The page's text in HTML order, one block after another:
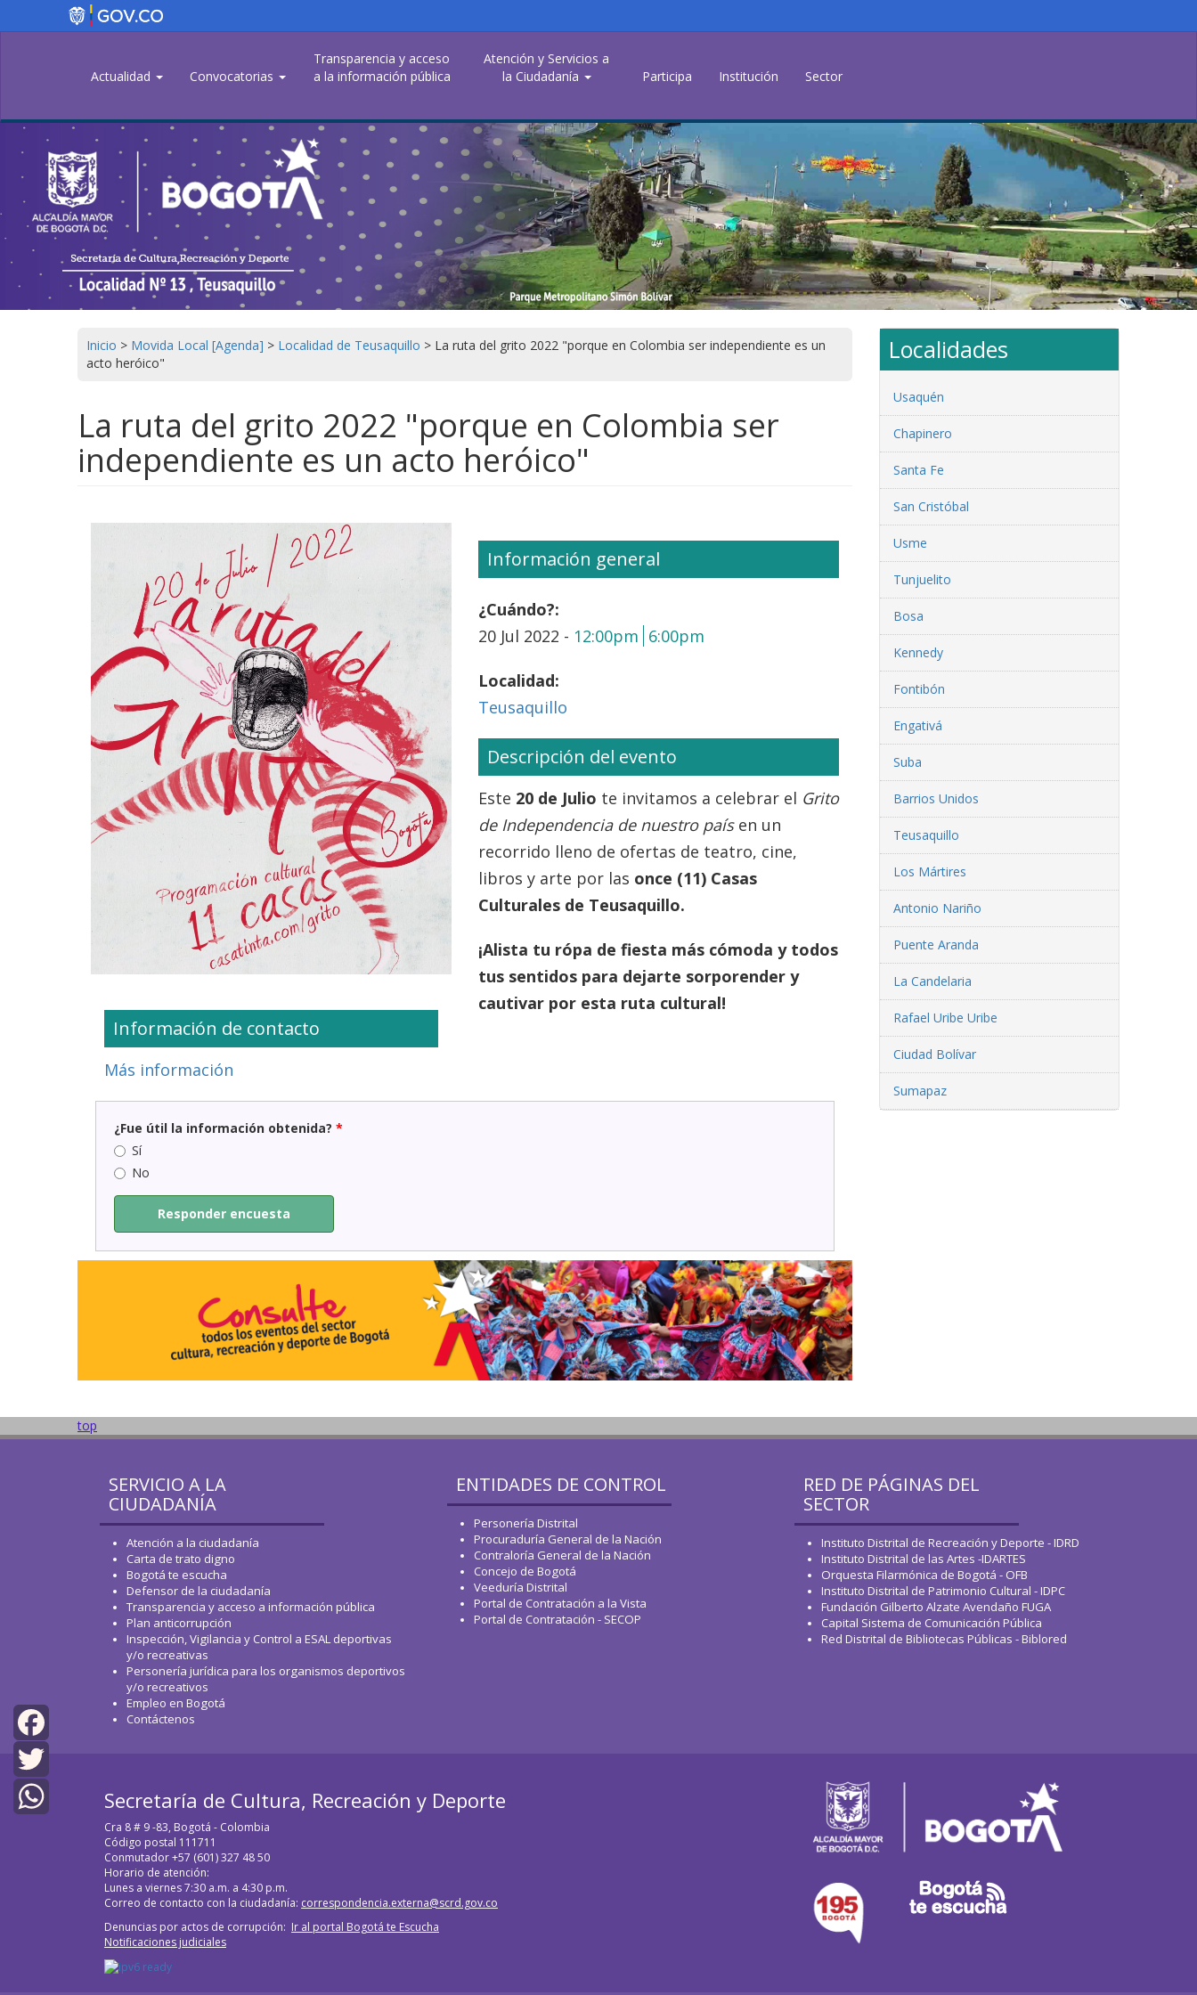
Actualidad
Convocatorias
Transparencia y acceso
a la información pública
Atención y Servicios a
la Ciudadanía
Participa Institución Sector
Inicio > Movida Local [Agenda] > Localidad de Teusaquillo > La ruta del grito 2022 "porque en Colombia ser independiente es un
acto heróico"
La ruta del grito 2022 "porque en Colombia ser
independiente es un acto heróico"
Información de contacto
Más información
Información general
¿Cuándo?:
20 Jul 2022 - 12:00pm 6:00pm
Localidad:
Teusaquillo
Descripción del evento
Este 20 de Julio te invitamos a celebrar el Grito
de Independencia de nuestro país en un
recorrido lleno de ofertas de teatro, cine,
libros y arte por las once (11) Casas
Culturales de Teusaquillo.
¡Alista tu rópa de fiesta más cómoda y todos
tus sentidos para dejarte sorporender y
cautivar por esta ruta cultural!
Facebook
Twitter
¿Fue útil la información obtenida? *
Sí
No
Responder encuesta
Localidades
Usaquén
Chapinero
Santa Fe
San Cristóbal
Usme
Tunjuelito
Bosa
Kennedy
Fontibón
Engativá
Suba
Barrios Unidos
Teusaquillo
Los Mártires
Antonio Nariño
Puente Aranda
La Candelaria
Rafael Uribe Uribe
Ciudad Bolívar
Sumapaz
top
SERVICIO A LA
CIUDADANÍA
Atención a la ciudadanía
Carta de trato digno
Bogotá te escucha
Defensor de la ciudadanía
Transparencia y acceso a información pública
Plan anticorrupción
Inspección, Vigilancia y Control a ESAL deportivas
y/o recreativas
Personería jurídica para los organismos deportivos
y/o recreativos
Empleo en Bogotá
Contáctenos
ENTIDADES DE CONTROL
Personería Distrital
Procuraduría General de la Nación
Contraloría General de la Nación
Concejo de Bogotá
Veeduría Distrital
Portal de Contratación a la Vista
Portal de Contratación - SECOP
RED DE PÁGINAS DEL
SECTOR
Instituto Distrital de Recreación y Deporte - IDRD
Instituto Distrital de las Artes -IDARTES
Orquesta Filarmónica de Bogotá - OFB
Instituto Distrital de Patrimonio Cultural - IDPC
Fundación Gilberto Alzate Avendaño FUGA
Capital Sistema de Comunicación Pública
Red Distrital de Bibliotecas Públicas - Biblored
Secretaría de Cultura, Recreación y Deporte
Cra 8 # 9 -83, Bogotá - Colombia
Código postal 111711
Conmutador +57 (601) 327 48 50
Horario de atención:
Lunes a viernes 7:30 a.m. a 4:30 p.m.
Correo de contacto con la ciudadanía: correspondencia.externa@scrd.gov.co
Denuncias por actos de corrupción: Ir al portal Bogotá te Escucha
Notificaciones judiciales